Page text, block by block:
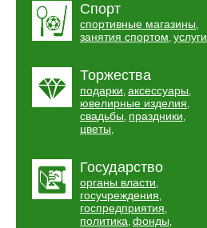
Спорт
спортивные магазины,
занятия спортом, услуги
Торжества
подарки, аксессуары,
ювелирные изделия,
свадьбы, праздники,
цветы,
Государство
органы власти,
госучреждения,
госпредприятия,
политика, фонды,